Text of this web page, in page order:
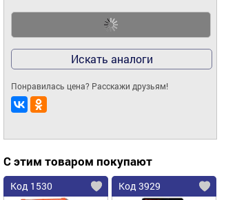
Искать аналоги
Понравилась цена? Расскажи друзьям!
С этим товаром покупают
Код 1530 Код 3929